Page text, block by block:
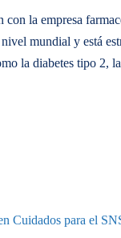
con la empresa
mundial y está
la diabetes tipo 2,
Cuidados para el